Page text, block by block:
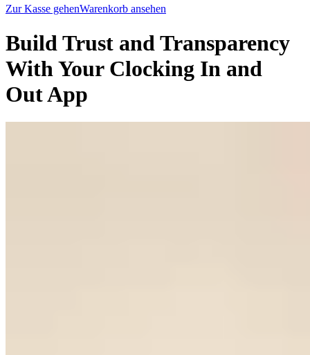
Zur Kasse gehenWarenkorb ansehen
Build Trust and Transparency
With Your Clocking In and
Out App